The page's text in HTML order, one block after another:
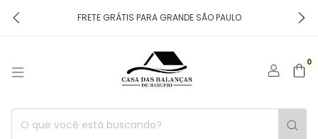
FRETE GRÁTIS PARA GRANDE SÃO PAULO
0